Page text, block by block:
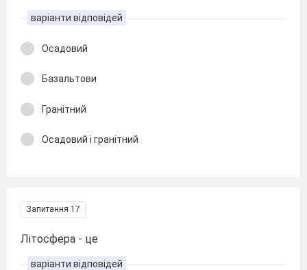
варіанти відповідей
Осадовий
Базальтови
Гранітний
Осадовий і гранітний
Запитання 17
Літосфера - це
варіанти відповідей